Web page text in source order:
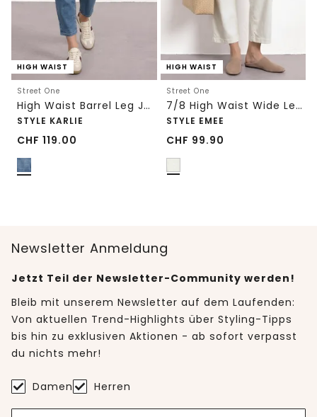
HIGH WAIST
Street One
High Waist Barrel Leg Jeans im Loose Fit
STYLE KARLIE
CHF 119.00
HIGH WAIST
Street One
7/8 High Waist Wide Leg Jeans im Loose Fit
STYLE EMEE
CHF 99.90
Newsletter Anmeldung
Jetzt Teil der Newsletter-Community werden!
Bleib mit unserem Newsletter auf dem Laufenden:
Von aktuellen Trend-Highlights über Styling-Tipps
bis hin zu exklusiven Aktionen - ab sofort verpasst
du nichts mehr!
Damen Herren